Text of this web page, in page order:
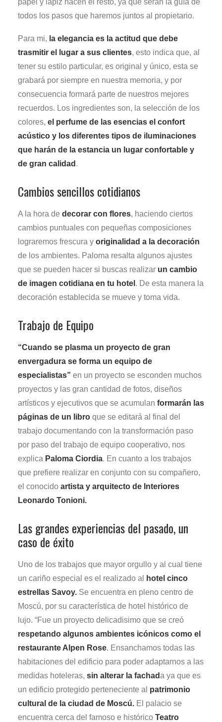
papel y lápiz hacen el resto, ya que serán la guía de
todos los pasos que haremos juntos al propietario.
Para mi, la elegancia es la actitud que debe
trasmitir el lugar a sus clientes, esto indica que, al
tener su estilo particular, es original y único, esta se
grabará por siempre en nuestra memoria, y por
consecuencia formará parte de nuestros mejores
recuerdos. Los ingredientes son, la selección de los
colores, el perfume de las esencias el confort
acústico y los diferentes tipos de iluminaciones
que harán de la estancia un lugar confortable y
de gran calidad .
Cambios sencillos cotidianos
A la hora de decorar con flores, haciendo ciertos
cambios puntuales con pequeñas composiciones
lograremos frescura y originalidad a la decoración
de los ambientes. Paloma resalta algunos ajustes
que se pueden hacer si buscas realizar un cambio
de imagen cotidiana en tu hotel . De esta manera la
decoración establecida se mueve y toma vida.
Trabajo de Equipo
“Cuando se plasma un proyecto de gran
envergadura se forma un equipo de
especialistas” en un proyecto se esconden muchos
proyectos y las gran cantidad de fotos, diseños
artísticos y ejecutivos que se acumulan formarán las
páginas de un libro que se editará al final del
trabajo documentando con la transformación paso
por paso del trabajo de equipo cooperativo, nos
explica Paloma Ciordia. En cuanto a los trabajos
que prefiere realizar en conjunto con su compañero,
el conocido artista y arquitecto de Interiores
Leonardo Tonioni.
Las grandes experiencias del pasado, un
caso de éxito
Uno de los trabajos que mayor orgullo y al cual tiene
un cariño especial es el realizado al
hotel cinco
estrellas Savoy. Se encuentra en pleno centro de
Moscú, por su característica de hotel histórico de
lujo. “Fue un proyecto delicadisimo que se creó
respetando algunos ambientes icónicos como el
restaurante Alpen Rose. Ensanchamos todas las
habitaciones del edificio para poder adaptarnos a las
medidas hoteleras, sin alterar la fachada ya que es
un edificio protegido perteneciente al patrimonio
cultural de la ciudad de Moscú. El palacio se
encuentra cerca del famoso e histórico Teatro